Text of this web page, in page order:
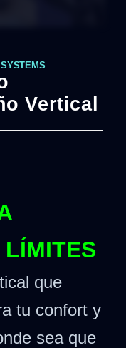
Vertical
que
tu confort y
sea que